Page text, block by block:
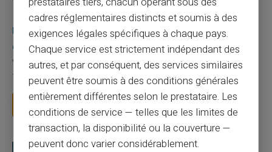
03/08/2026 Veritas Carte prépayée
Une carte bancaire gratuite sans compte, ça
existe ?
Vous avez tapé cette recherche parce que votre banque vous
facture 50 € par an pour une carte que vo...
cadres réglementaires distincts et soumis à des
exigences légales spécifiques à chaque pays.
Chaque service est strictement indépendant des
autres, et par conséquent, des services similaires
peuvent être soumis à des conditions générales
entièrement différentes selon le prestataire. Les
conditions de service — telles que les limites de
transaction, la disponibilité ou la couverture —
peuvent donc varier considérablement.